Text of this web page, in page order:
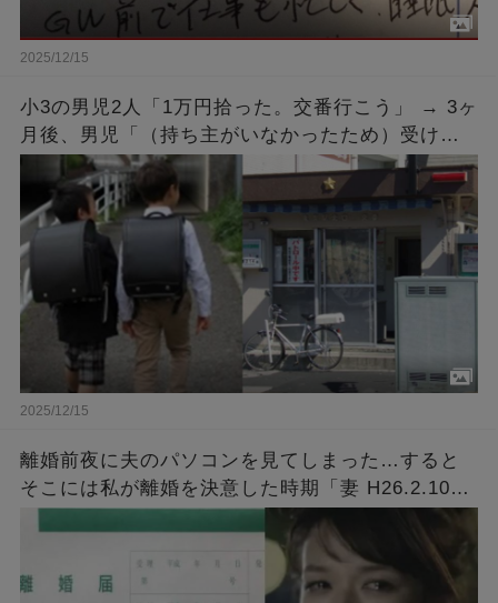
2025/12/15
小3の男児2人「1万円拾った。交番行こう」 → 3ヶ
月後、男児「（持ち主がいなかったため）受け取
りに来ました」 → 手続きを済ませ1万円を受け取
ると…
2025/12/15
離婚前夜に夫のパソコンを見てしまった…すると
そこには私が離婚を決意した時期「妻 H26.2.10
～」とタイトルが付いた意味深なファイルが…